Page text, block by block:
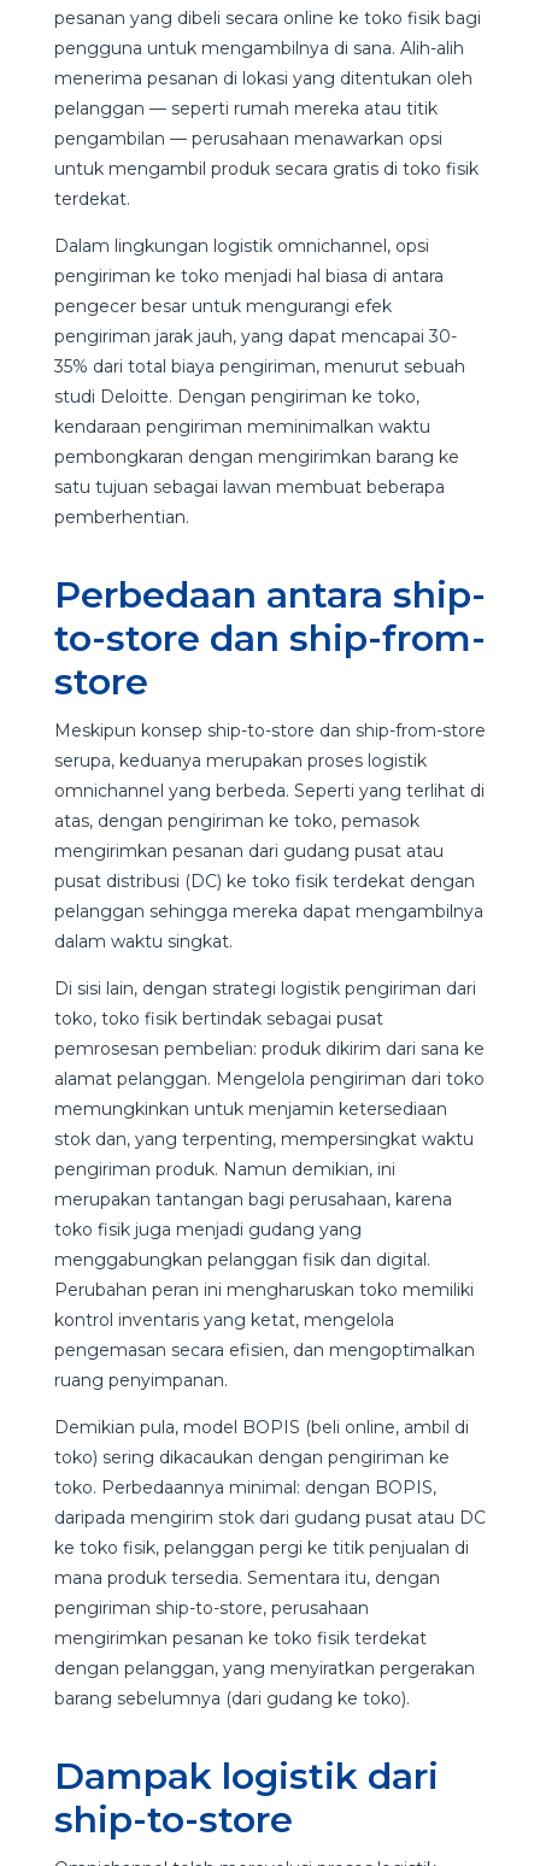
pesanan yang dibeli secara online ke toko fisik bagi
pengguna untuk mengambilnya di sana. Alih-alih
menerima pesanan di lokasi yang ditentukan oleh
pelanggan — seperti rumah mereka atau titik
pengambilan — perusahaan menawarkan opsi
untuk mengambil produk secara gratis di toko fisik
terdekat.
Dalam lingkungan logistik omnichannel, opsi
pengiriman ke toko menjadi hal biasa di antara
pengecer besar untuk mengurangi efek
pengiriman jarak jauh, yang dapat mencapai 30-
35% dari total biaya pengiriman, menurut sebuah
studi Deloitte. Dengan pengiriman ke toko,
kendaraan pengiriman meminimalkan waktu
pembongkaran dengan mengirimkan barang ke
satu tujuan sebagai lawan membuat beberapa
pemberhentian.
Perbedaan antara ship-
to-store dan ship-from-
store
Meskipun konsep ship-to-store dan ship-from-store
serupa, keduanya merupakan proses logistik
omnichannel yang berbeda. Seperti yang terlihat di
atas, dengan pengiriman ke toko, pemasok
mengirimkan pesanan dari gudang pusat atau
pusat distribusi (DC) ke toko fisik terdekat dengan
pelanggan sehingga mereka dapat mengambilnya
dalam waktu singkat.
Di sisi lain, dengan strategi logistik pengiriman dari
toko, toko fisik bertindak sebagai pusat
pemrosesan pembelian: produk dikirim dari sana ke
alamat pelanggan. Mengelola pengiriman dari toko
memungkinkan untuk menjamin ketersediaan
stok dan, yang terpenting, mempersingkat waktu
pengiriman produk. Namun demikian, ini
merupakan tantangan bagi perusahaan, karena
toko fisik juga menjadi gudang yang
menggabungkan pelanggan fisik dan digital.
Perubahan peran ini mengharuskan toko memiliki
kontrol inventaris yang ketat, mengelola
pengemasan secara efisien, dan mengoptimalkan
ruang penyimpanan.
Demikian pula, model BOPIS (beli online, ambil di
toko) sering dikacaukan dengan pengiriman ke
toko. Perbedaannya minimal: dengan BOPIS,
daripada mengirim stok dari gudang pusat atau DC
ke toko fisik, pelanggan pergi ke titik penjualan di
mana produk tersedia. Sementara itu, dengan
pengiriman ship-to-store, perusahaan
mengirimkan pesanan ke toko fisik terdekat
dengan pelanggan, yang menyiratkan pergerakan
barang sebelumnya (dari gudang ke toko).
Dampak logistik dari
ship-to-store